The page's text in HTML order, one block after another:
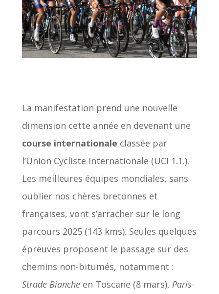
La manifestation prend une nouvelle
dimension cette année en devenant une
course internationale classée par
l’Union Cycliste Internationale (UCI 1.1.).
Les meilleures équipes mondiales, sans
oublier nos chères bretonnes et
françaises, vont s’arracher sur le long
parcours 2025 (143 kms). Seules quelques
épreuves proposent le passage sur des
chemins non-bitumés, notamment :
Strade Biancheen Toscane (8 mars), Paris-